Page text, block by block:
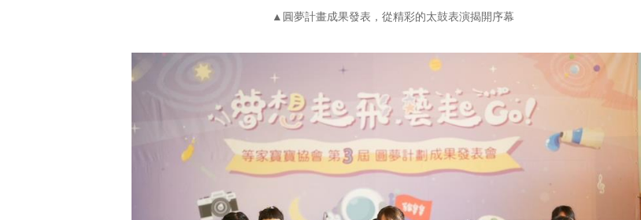
▲圓夢計畫成果發表，從精彩的太鼓表演揭開序幕